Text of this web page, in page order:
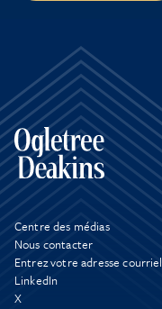
Centre des médias
Nous contacter
Entrez votre adresse courriel
LinkedIn
X